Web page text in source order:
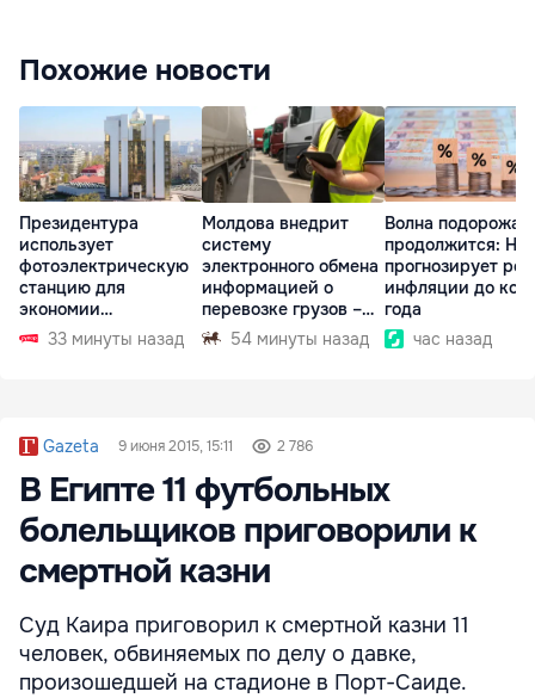
Похожие новости
Президентура
использует
фотоэлектрическую
станцию для
экономии
электроэнергии
33 минуты назад
Молдова внедрит
систему
электронного обмена
информацией о
перевозке грузов –
eFTI54 минуты назад
Волна
продолжится:
прогнозирует
инфляции до
года
час назад
Gazeta 9 июня 2015, 15:11 2 786
В Египте 11 футбольных
болельщиков приговорили к
смертной казни
Суд Каира приговорил к смертной казни 11
человек, обвиняемых по делу о давке,
произошедшей на стадионе в Порт-Саиде.